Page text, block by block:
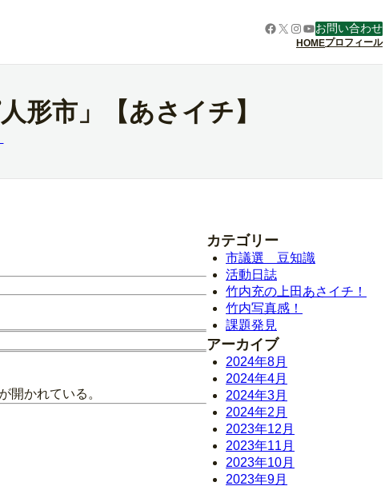
Facebook
X Instagram
YouTube
お問い合わせ
HOMEプロフィール
形市」【あさイチ】
開かれている。
カテゴリー
市議選 豆知識
活動日誌
竹内充の上田あさイチ！
竹内写真感！
課題発見
アーカイブ
2024年8月
2024年4月
2024年3月
2024年2月
2023年12月
2023年11月
2023年10月
2023年9月